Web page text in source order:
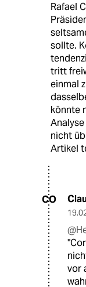
Rafael
sollte.
tritt
einmal
könnte
nicht
Artikel
CO
vor